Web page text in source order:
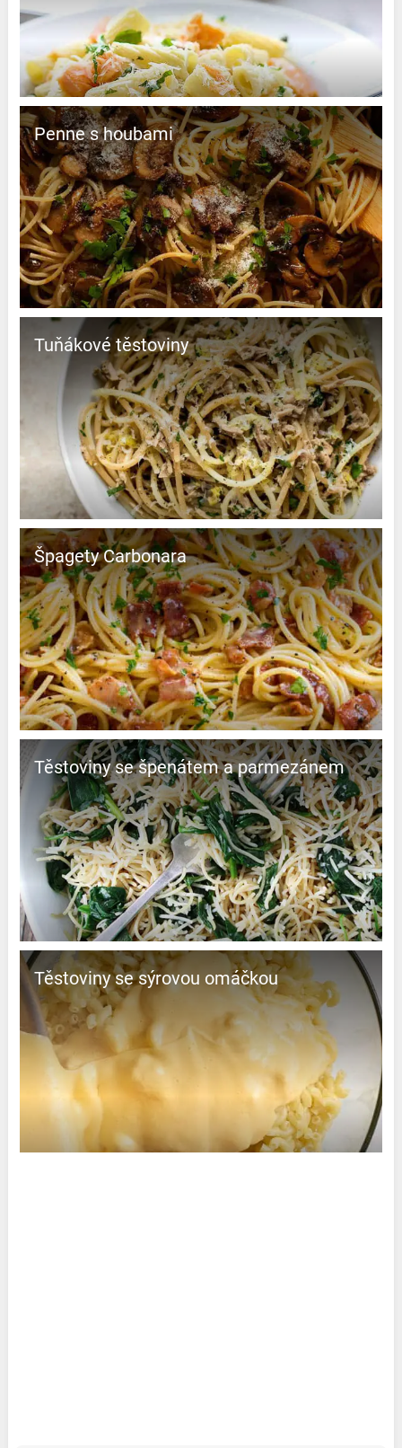
Penne s houbami
Tuňákové těstoviny
Špagety Carbonara
Těstoviny se špenátem a parmezánem
Těstoviny se sýrovou omáčkou